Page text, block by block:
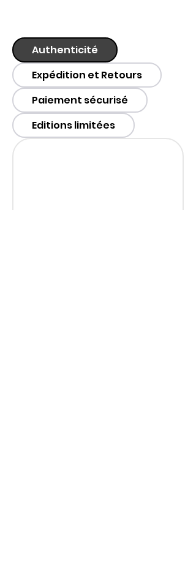
Authenticité
Expédition et Retours
Paiement sécurisé
Editions limitées